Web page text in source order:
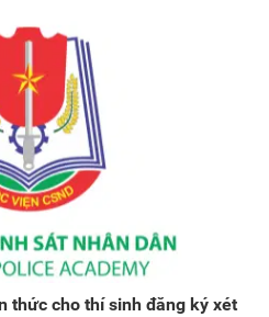
thức cho thí sinh đăng ký xét